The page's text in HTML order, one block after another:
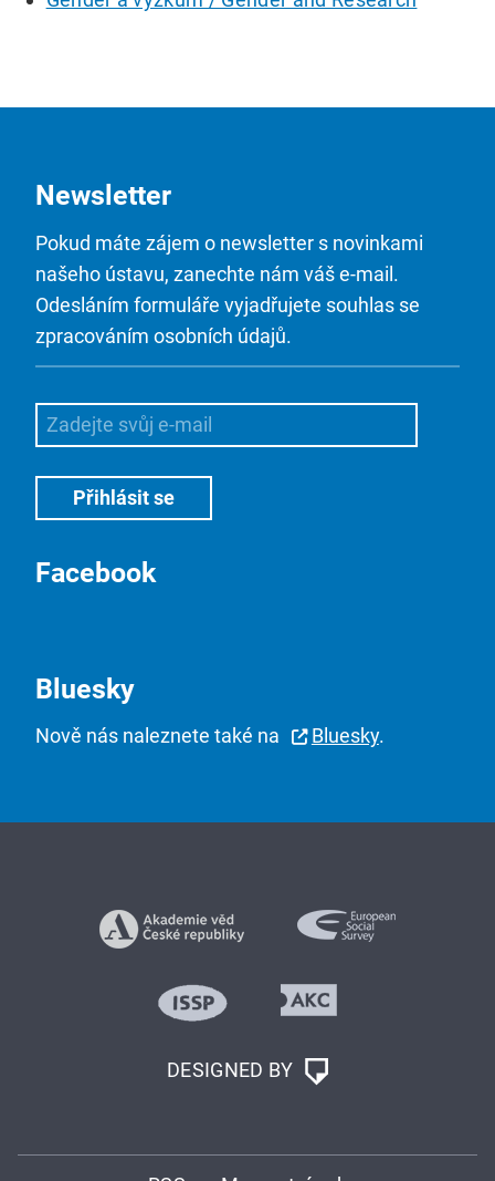
Newsletter
Pokud máte zájem o newsletter s novinkami
našeho ústavu, zanechte nám váš e-mail.
Odesláním formuláře vyjadřujete souhlas se
zpracováním osobních údajů.
Facebook
Bluesky
Nově nás naleznete také na Bluesky.
DESIGNED BY